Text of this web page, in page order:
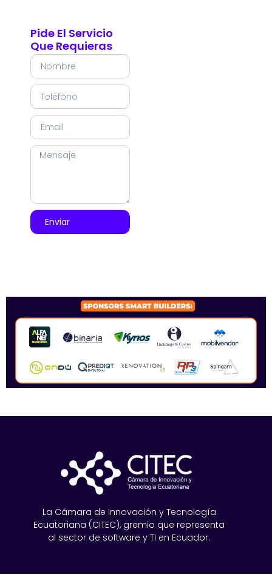
Pide El Servicio
Que Requieras
Enviar
La Cámara de Innovación y Tecnología
Ecuatoriana (CITEC), gremio que representa
al sector de software y TI en Ecuador.